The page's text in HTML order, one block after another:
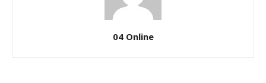
04 Online